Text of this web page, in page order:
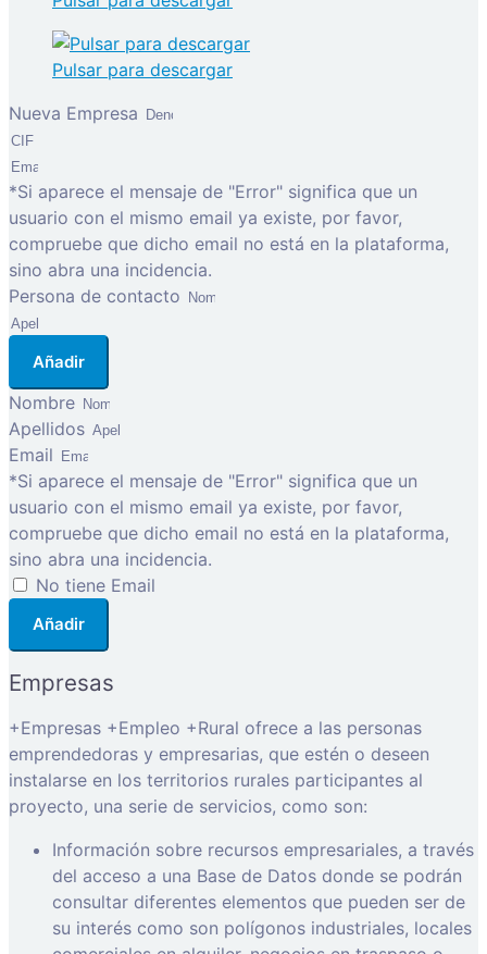
Pulsar para descargar
Nueva Empresa
*Si aparece el mensaje de "Error" significa que un
usuario con el mismo email ya existe, por favor,
compruebe que dicho email no está en la plataforma,
sino abra una incidencia.
Persona de contacto
Añadir
Nombre
Apellidos
Email
*Si aparece el mensaje de "Error" significa que un
usuario con el mismo email ya existe, por favor,
compruebe que dicho email no está en la plataforma,
sino abra una incidencia.
No tiene Email
Añadir
Empresas
+Empresas +Empleo +Rural ofrece a las personas
emprendedoras y empresarias, que estén o deseen
instalarse en los territorios rurales participantes al
proyecto, una serie de servicios, como son:
Información sobre recursos empresariales, a través
del acceso a una Base de Datos donde se podrán
consultar diferentes elementos que pueden ser de
su interés como son polígonos industriales, locales